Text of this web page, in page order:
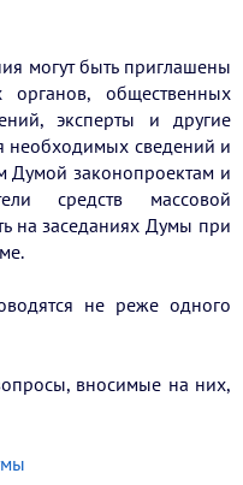
могут быть приглашены
органов, общественных
эксперты и другие
необходимых сведений и
Думой законопроектам и
средств массовой
на заседаниях Думы при
не реже одного
вносимые на них,